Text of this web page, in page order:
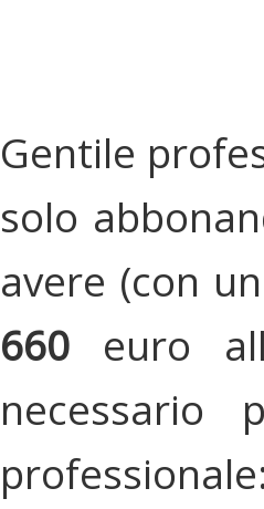
Gentile
solo
avere (con
660 euro
necessario